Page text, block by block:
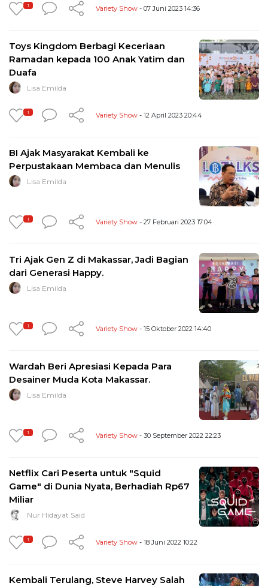
1 Variety Show - 07 Juni 2023 14:36
Toys Kingdom Berbagi Keceriaan
Ramadan kepada 100 Anak Yatim dan
Duafa
Lisa Emilda
1 Variety Show - 12 April 2023 20:44
BI Ajak Masyarakat Kembali ke
Perpustakaan Membaca dan Menulis
Lisa Emilda
1 Variety Show - 27 Februari 2023 17:04
Tri Ajak Gen Z di Makassar, Jadi Bagian
dari Generasi Happy.
Lisa Emilda
1 Variety Show - 15 Oktober 2022 14:40
Wardah Beri Apresiasi Kepada Para
Desainer Muda Kota Makassar.
Lisa Emilda
1 Variety Show - 30 September 2022 22:23
Netflix Cari Peserta untuk "Squid
Game" di Dunia Nyata, Berhadiah Rp67
Miliar
Nur Hidayat Said
1 Variety Show - 18 Juni 2022 10:22
Kembali Terulang, Steve Harvey Salah